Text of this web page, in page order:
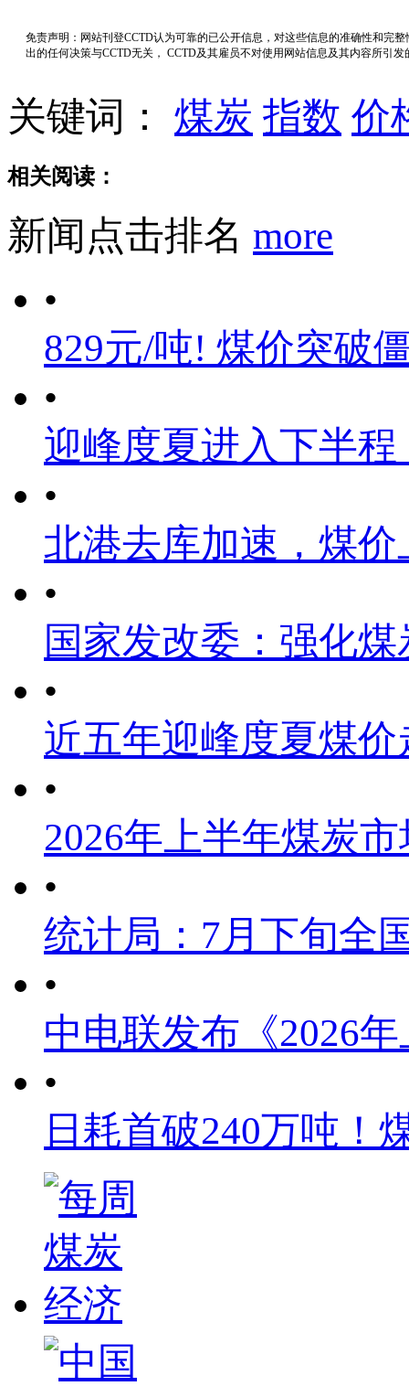
免责声明：网站刊登CCTD认为可靠的已公开信息，对这些信息的准确性和完
出的任何决策与CCTD无关， CCTD及其雇员不对使用网站信息及其内容所引
关键词： 煤炭 指数 价
相关阅读：
新闻点击排名 more
•
829元/吨! 煤价突破
•
迎峰度夏进入下半
•
北港去库加速，煤
•
国家发改委：强化
•
近五年迎峰度夏煤价
•
2026年上半年煤炭
•
统计局：7月下旬全
•
中电联发布《2026
•
日耗首破240万吨！